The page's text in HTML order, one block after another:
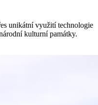
unikátní využití technologie
kulturní památky.